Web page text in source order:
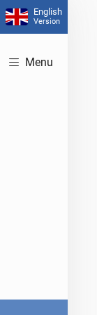
English
Version
Menu